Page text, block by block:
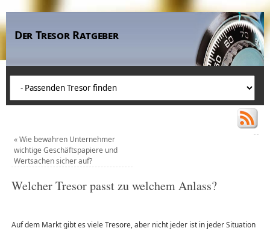
Der Tresor Ratgeber
«Wie bewahren Unternehmer
wichtige Geschäftspapiere und
Wertsachen sicher auf?
Welcher Tresor passt zu welchem Anlass?
Auf dem Markt gibt es viele Tresore, aber nicht jeder ist in jeder Situation